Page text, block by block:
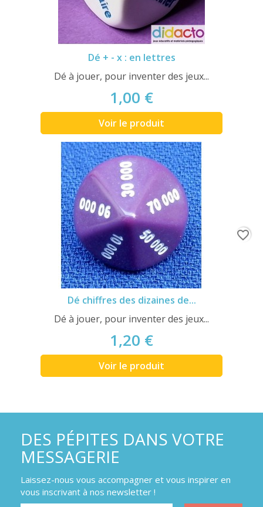
Dé + - x : en lettres
Dé à jouer, pour inventer des jeux...
1,00 €
Voir le produit
Dé chiffres des dizaines de...
Dé à jouer, pour inventer des jeux...
1,20 €
Voir le produit
favorite_border
DES PÉPITES DANS VOTRE
MESSAGERIE
Laissez-nous vous accompagner et vous inspirer en
vous inscrivant à nos newsletter !